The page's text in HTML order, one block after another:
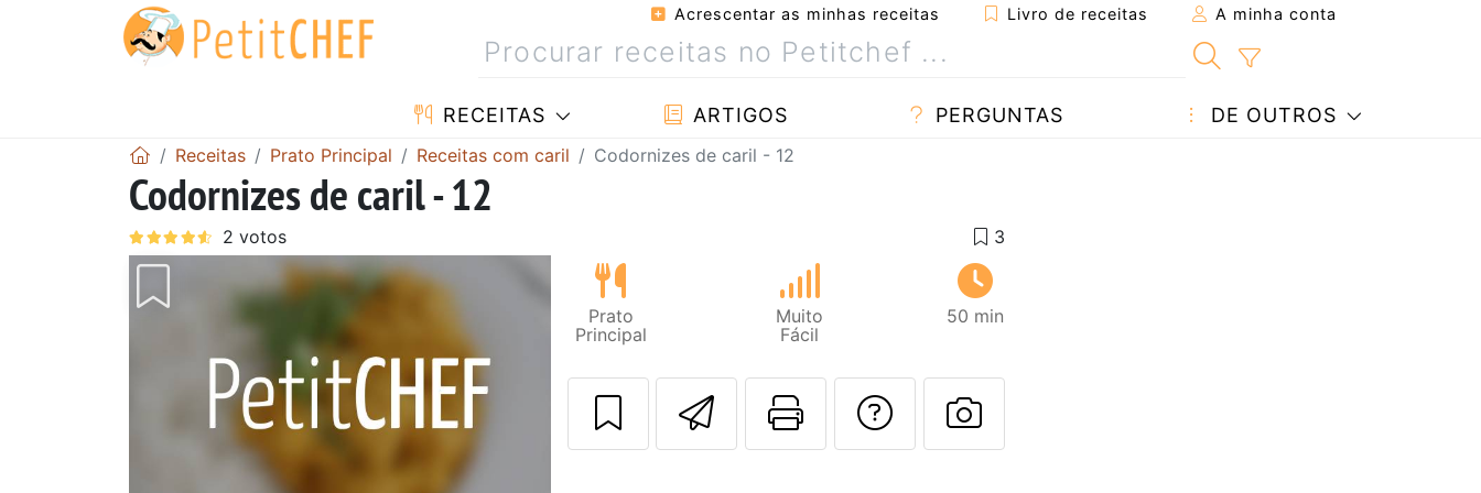
Acrescentar as minhas receitas Livro de receitas A minha conta
RECEITAS ARTIGOS PERGUNTAS DE OUTROS
Receitas Prato Principal Receitas com caril Codornizes de caril - 12
Codornizes de caril - 12
Prato
Principal
Muito
Fácil
50 min
Enviar esta receita a um amigo
Imprima esta página
Falar com o autor da receita
Fez esta receita? Compartilhe